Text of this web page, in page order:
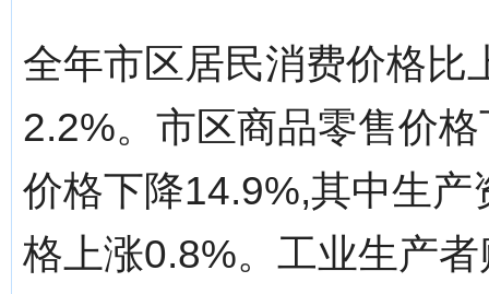
全年市区居民消费价格比
2.2%。市区商品零售价
价格下降14.9%,其中生
格上涨0.8%。工业生产